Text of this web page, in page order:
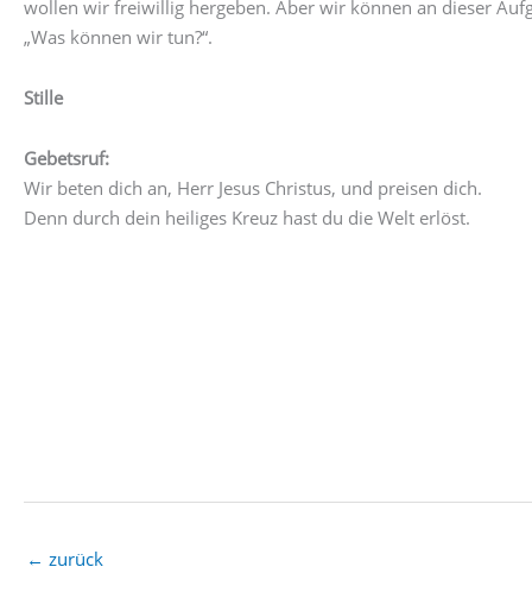
wollen wir freiwillig hergeben. Aber wir können an dieser
„Was können wir tun?“.
Stille
Gebetsruf:
Wir beten dich an, Herr Jesus Christus, und preisen dich.
Denn durch dein heiliges Kreuz hast du die Welt erlöst.
← zurück